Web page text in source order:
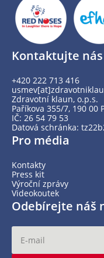
Kontaktujte nás
+420 222 713 416
Zdravotní klaun, o.p.s.
Paříkova 355/7, 190 00
IČ: 26 54 79 53
Datová schránka:
Pro média
Kontakty
Press kit
Výroční zprávy
Videokoutek
Odebírejte náš